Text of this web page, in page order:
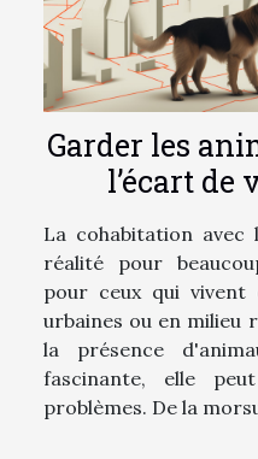
Garder les
l’écart de
La cohabitation avec
réalité pour
pour ceux qui vivent
urbaines ou en milieu
la présence
fascinante, elle
problèmes. De la